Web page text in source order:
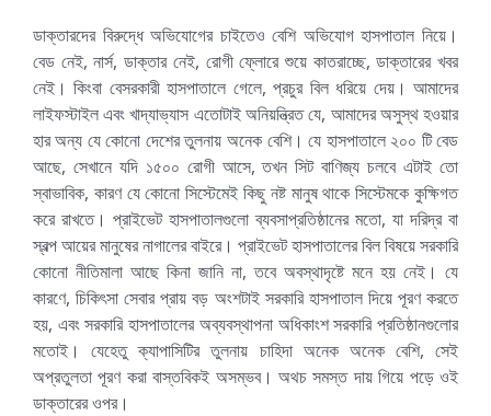
ডাক্তারদের বিরুদ্ধে অভিযোগের চাইতেও বেশি অভিযোগ হাসপাতাল নিয়ে।
বেড নেই, নার্স, ডাক্তার নেই, রোগী ফ্লোরে শুয়ে কাতরাচ্ছে, ডাক্তারের খবর
নেই। কিংবা বেসরকারী হাসপাতালে গেলে, প্রচুর বিল ধরিয়ে দেয়। আমাদের
লাইফস্টাইল এবং খাদ্যাভ্যাস এতোটাই অনিয়ন্ত্রিত যে, আমাদের অসুস্থ হওয়ার
হার অন্য যে কোনো দেশের তুলনায় অনেক বেশি। যে হাসপাতালে ২০০ টি বেড
আছে, সেখানে যদি ১৫০০ রোগী আসে, তখন সিট বাণিজ্য চলবে এটাই তো
স্বাভাবিক, কারণ যে কোনো সিস্টেমেই কিছু নষ্ট মানুষ থাকে সিস্টেমকে কুক্ষিগত
করে রাখতে। প্রাইভেট হাসপাতালগুলো ব্যবসাপ্রতিষ্ঠানের মতো, যা দরিদ্র বা
স্বল্প আয়ের মানুষের নাগালের বাইরে। প্রাইভেট হাসপাতালের বিল বিষয়ে সরকারি
কোনো নীতিমালা আছে কিনা জানি না, তবে অবস্থাদৃষ্টে মনে হয় নেই। যে
কারণে, চিকিৎসা সেবার প্রায় বড় অংশটাই সরকারি হাসপাতাল দিয়ে পূরণ করতে
হয়, এবং সরকারি হাসপাতালের অব্যবস্থাপনা অধিকাংশ সরকারি প্রতিষ্ঠানগুলোর
মতোই। যেহেতু ক্যাপাসিটির তুলনায় চাহিদা অনেক অনেক বেশি, সেই
অপ্রতুলতা পূরণ করা বাস্তবিকই অসম্ভব। অথচ সমস্ত দায় গিয়ে পড়ে ওই
ডাক্তারের ওপর।